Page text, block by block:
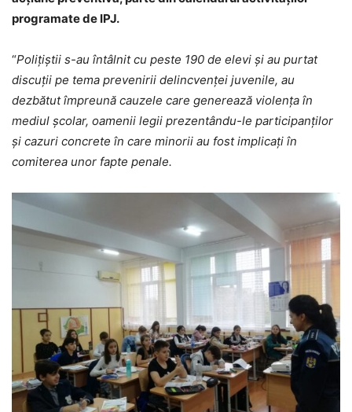
programate de IPJ.
“Poliţiştii s-au întâlnit cu peste 190 de elevi şi au purtat
discuţii pe tema prevenirii delincvenţei juvenile, au
dezbătut împreună cauzele care generează violenţa în
mediul şcolar, oamenii legii prezentându-le participanților
şi cazuri concrete în care minorii au fost implicaţi în
comiterea unor fapte penale.